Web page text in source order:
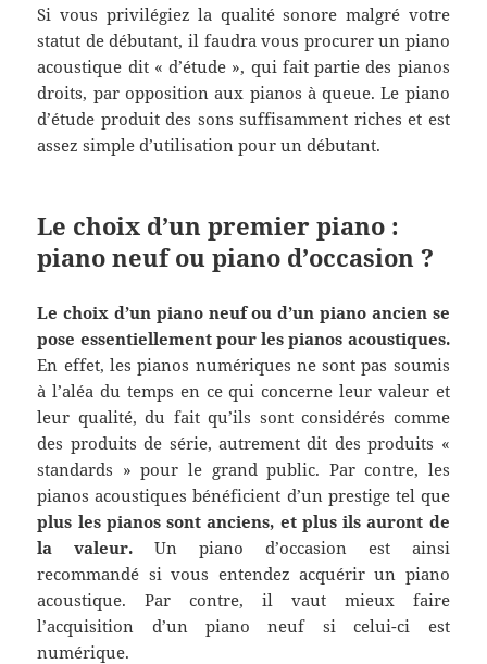
Si vous privilégiez la qualité sonore malgré votre
statut de débutant, il faudra vous procurer un piano
acoustique dit « d’étude », qui fait partie des pianos
droits, par opposition aux pianos à queue. Le piano
d’étude produit des sons suffisamment riches et est
assez simple d’utilisation pour un débutant.
Le choix d’un premier piano :
piano neuf ou piano d’occasion ?
Le choix d’un piano neuf ou d’un piano ancien se
pose essentiellement pour les pianos acoustiques.
En effet, les pianos numériques ne sont pas soumis
à l’aléa du temps en ce qui concerne leur valeur et
leur qualité, du fait qu’ils sont considérés comme
des produits de série, autrement dit des produits «
standards » pour le grand public. Par contre, les
pianos acoustiques bénéficient d’un prestige tel que
plus les pianos sont anciens, et plus ils auront de
la valeur. Un piano d’occasion est ainsi
recommandé si vous entendez acquérir un piano
acoustique. Par contre, il vaut mieux faire
l’acquisition d’un piano neuf si celui-ci est
numérique.